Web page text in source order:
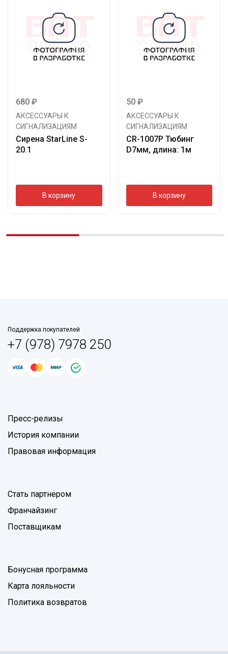
680 ₽
АКСЕССУАРЫ К
СИГНАЛИЗАЦИЯМ
Сирена StarLine S-
20.1
В корзину
50 ₽
АКСЕССУАРЫ К
СИГНАЛИЗАЦИЯМ
CR-1007P Тюбинг
D7мм, длина: 1м
В корзину
Поддержка покупателей
+7 (978) 7978 250
Пресс-релизы
История компании
Правовая информация
Стать партнером
Франчайзинг
Поставщикам
Бонусная программа
Карта лояльности
Политика возвратов